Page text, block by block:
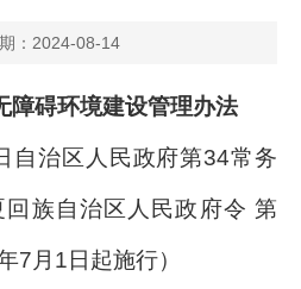
：2024-08-14
障碍环境建设管理办法
自治区人民政府第34常务
回族自治区人民政府令 第
7月1日起施行）